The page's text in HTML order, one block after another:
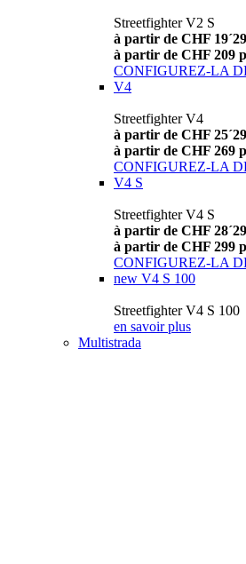
Streetfighter V2 S
à partir de CHF
à partir de CHF 209
CONFIGUREZ-LA
V4
Streetfighter V4
à partir de CHF
à partir de CHF 269
CONFIGUREZ-LA
V4 S
Streetfighter V4 S
à partir de CHF
à partir de CHF 299
CONFIGUREZ-LA
new V4 S 100
Streetfighter V4 S 100
en savoir plus
Multistrada